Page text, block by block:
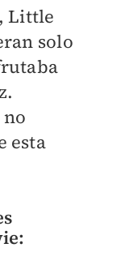
Little
solo
esta